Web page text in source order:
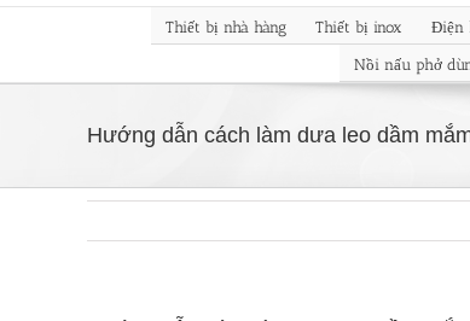
Thiết bị nhà hàng Thiết bị inox Điện
Nồi nấu phở
Hướng dẫn cách làm dưa leo dầm